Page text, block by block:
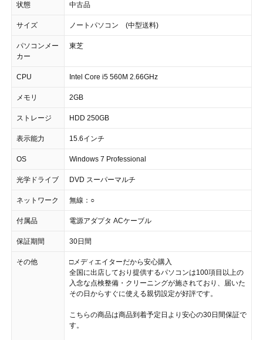
状態 中古品
サイズ ノートパソコン (中型送料)
パソコンメー
カー
東芝
CPU Intel Core i5 560M 2.66GHz
メモリ 2GB
ストレージ HDD 250GB
表示能力 15.6インチ
OS Windows 7 Professional
光学ドライブ DVD スーパーマルチ
ネットワーク 無線：○
付属品 電源アダプタ ACケーブル
保証期間 30日間
その他
□メディエイターだから安心購入
全国に出店しており提供するパソコンは100項目以上の
入念な点検整備・クリーニングが施されており、届いた
その日からすぐに使える親切設定が好評です。
こちらの商品は商品到着予定日より安心の30日間保証で
す。